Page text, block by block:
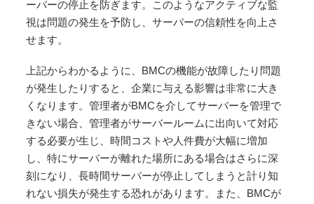
ーバーの停止を防ぎます。このようなアクティブな監
視は問題の発生を予防し、サーバーの信頼性を向上さ
せます。
上記からわかるように、BMCの機能が故障したり問題
が発生したりすると、企業に与える影響は非常に大き
くなります。管理者がBMCを介してサーバーを管理で
きない場合、管理者がサーバールームに出向いて対応
する必要が生じ、時間コストや人件費が大幅に増加
し、特にサーバーが離れた場所にある場合はさらに深
刻になり、長時間サーバーが停止してしまうと計り知
れない損失が発生する恐れがあります。また、BMCが